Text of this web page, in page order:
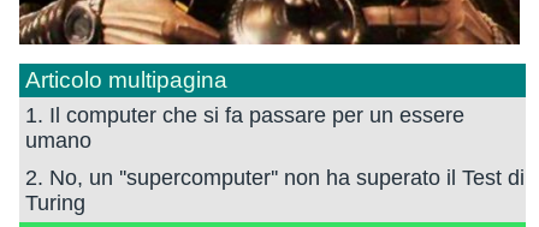
Articolo multipagina
1. Il computer che si fa passare per un essere
umano
2. No, un ''supercomputer'' non ha superato il Test di
Turing